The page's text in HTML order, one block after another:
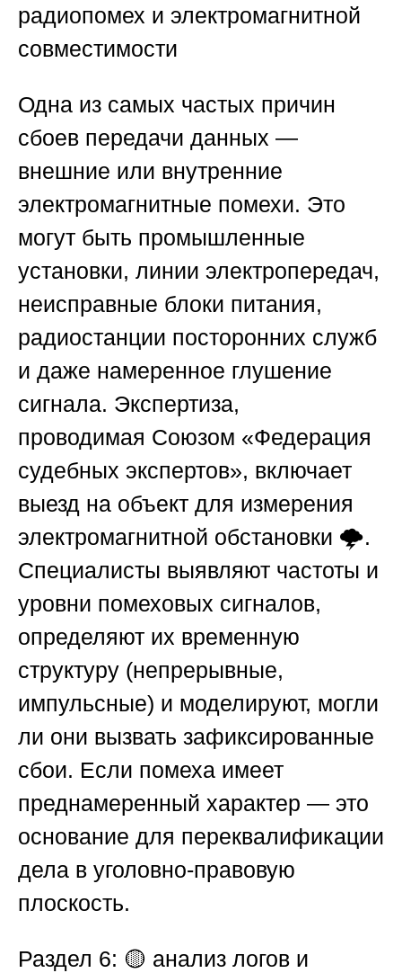
радиопомех и электромагнитной
совместимости
Одна из самых частых причин
сбоев передачи данных —
внешние или внутренние
электромагнитные помехи. Это
могут быть промышленные
установки, линии электропередач,
неисправные блоки питания,
радиостанции посторонних служб
и даже намеренное глушение
сигнала. Экспертиза,
проводимая Союзом «Федерация
судебных экспертов», включает
выезд на объект для измерения
электромагнитной обстановки 🌩️.
Специалисты выявляют частоты и
уровни помеховых сигналов,
определяют их временную
структуру (непрерывные,
импульсные) и моделируют, могли
ли они вызвать зафиксированные
сбои. Если помеха имеет
преднамеренный характер — это
основание для переквалификации
дела в уголовно-правовую
плоскость.
Раздел 6: 🟡 анализ логов и